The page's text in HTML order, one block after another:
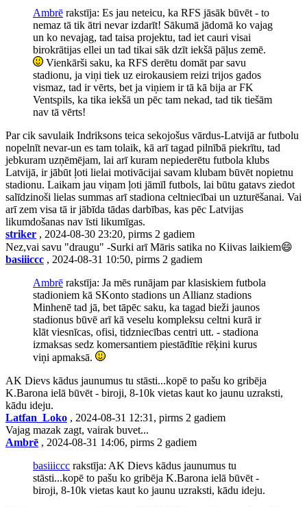
Ambrē rakstīja: Es jau neteicu, ka RFS jāsāk būvēt - to
nemaz tā tik ātri nevar izdarīt! Sākumā jādomā ko vajag
un ko nevajag, tad taisa projektu, tad iet cauri visai
birokrātijas ellei un tad tikai sāk dzīt iekšā pāļus zemē.
Vienkārši saku, ka RFS derētu domāt par savu
stadionu, ja viņi tiek uz eirokausiem reizi trijos gados
vismaz, tad ir vērts, bet ja viņiem ir tā kā bija ar FK
Ventspils, ka tika iekšā un pēc tam nekad, tad tik tiešām
nav tā vērts!
Par cik savulaik Indriksons teica sekojošus vārdus-Latvijā ar futbolu
nopelnīt nevar-un es tam tolaik, kā arī tagad pilnībā piekrītu, tad
jebkuram uzņēmējam, lai arī kuram nepiederētu futbola klubs
Latvijā, ir jābūt ļoti lielai motivācijai savam klubam būvēt nopietnu
stadionu. Laikam jau viņam ļoti jāmīl futbols, lai būtu gatavs ziedot
salīdzinoši lielas summas arī stadiona celtniecībai un uzturēšanai. Vai
arī zem visa tā ir jābīda tādas darbības, kas pēc Latvijas
likumdošanas nav īsti likumīgas.
striker , 2024-08-30 23:20, pirms 2 gadiem
Nez,vai savu "draugu" -Surki arī Māris satika no Kiivas laikiem😄
basiiiccc , 2024-08-31 10:50, pirms 2 gadiem
Ambrē rakstīja: Ja mēs runājam par klasiskiem futbola
stadioniem kā SKonto stadions un Allianz stadions
Minhenē tad jā, bet tāpēc saku, ka tagad bieži jaunos
stadionus būvē arī kā veselu kompleksu celtni kurā ir
klāt viesnīcas, ofisi, tidzniecības centri utt. - stadiona
izmaksas sedz komersantiem piestādītie rēķini kurus
viņi apmaksā.
AK Dievs kādus jaunumus tu stāsti...kopē to pašu ko gribēja
K.Barona ielā būvēt - biroji, 8-10k vietas kaut ko jaunu uzraksti,
kādu ideju.
Latfan_Loko , 2024-08-31 12:31, pirms 2 gadiem
Vajag mazak zagt, vairak buvet...
Ambrē , 2024-08-31 14:06, pirms 2 gadiem
basiiiccc rakstīja: AK Dievs kādus jaunumus tu
stāsti...kopē to pašu ko gribēja K.Barona ielā būvēt -
biroji, 8-10k vietas kaut ko jaunu uzraksti, kādu ideju.